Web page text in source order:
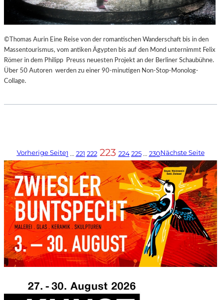
©Thomas Aurin Eine Reise von der romantischen Wanderschaft bis in den
Massentourismus, vom antiken Ägypten bis auf den Mond unternimmt Felix
Römer in dem Philipp Preuss neuesten Projekt an der Berliner Schaubühne.
Über 50 Autoren werden zu einer 90-minutigen Non-Stop-Monolog-
Collage.
Vorherige Seite1 … 221 222 223 224 225 … 230Nächste Seite